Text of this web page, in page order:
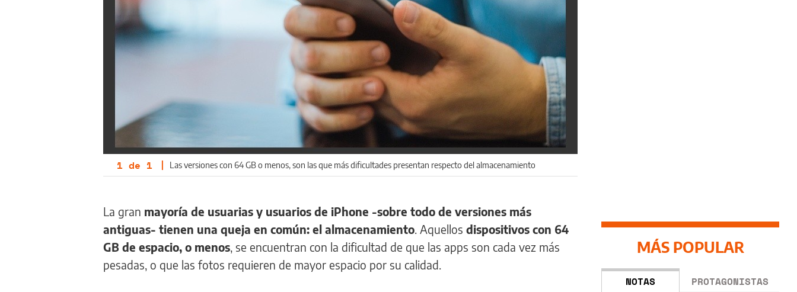
1 de 1 | Las versiones con 64 GB o menos, son las que más dificultades presentan respecto del almacenamiento
La gran mayoría de usuarias y usuarios de iPhone -sobre todo de versiones más
antiguas- tienen una queja en común: el almacenamiento . Aquellos dispositivos con 64
GB de espacio, o menos , se encuentran con la dificultad de que las apps son cada vez más
pesadas, o que las fotos requieren de mayor espacio por su calidad.
MÁS POPULAR
NOTAS PROTAGONISTAS